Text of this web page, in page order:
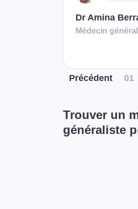
Dr Amina
Médecin
Précédent 01
Trouver un
généraliste